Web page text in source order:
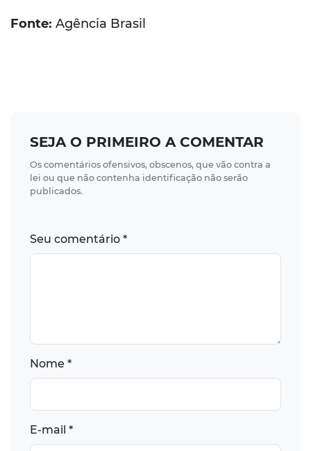
Fonte: Agência Brasil
SEJA O PRIMEIRO A COMENTAR
Os comentários ofensivos, obscenos, que vão contra a
lei ou que não contenha identificação não serão
publicados.
Seu comentário *
Nome *
E-mail *